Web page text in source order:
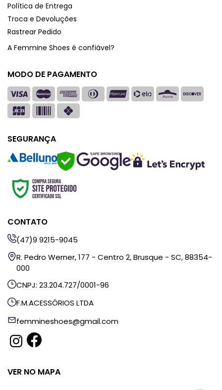
Política de Entrega
Troca e Devoluções
Rastrear Pedido
A Femmine Shoes é confiável?
MODO DE PAGAMENTO
SEGURANÇA
SAFE BROWSING
CONTATO
(47)9 9215-9045
R. Pedro Werner, 177 - Centro 2, Brusque - SC, 88354-
000
CNPJ: 23.204.727/0001-96
F.M.ACESSÓRIOS LTDA
femmineshoes@gmail.com
VER NO MAPA